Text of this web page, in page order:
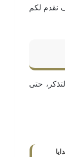
نقدم لكم
حتى